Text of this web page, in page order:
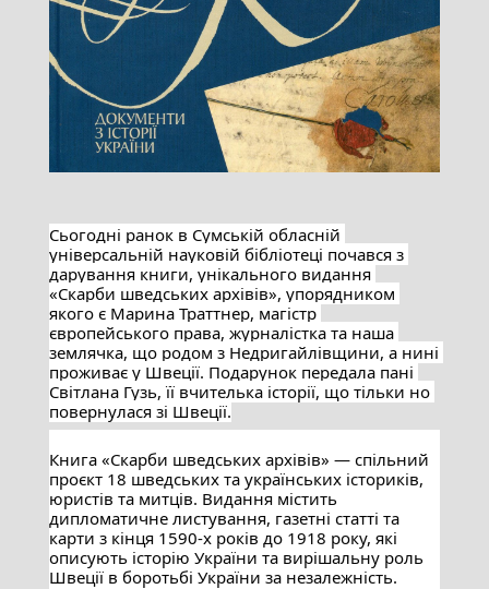
Сьогодні ранок в Сумській обласній
універсальній науковій бібліотеці почався з
дарування книги, унікального видання
«Скарби шведських архівів», упорядником
якого є Марина Траттнер, магістр
європейського права, журналістка та наша
землячка, що родом з Недригайлівщини, а нині
проживає у Швеції. Подарунок передала пані
Світлана Гузь, її вчителька історії, що тільки но
повернулася зі Швеції.
Книга «Скарби шведських архівів» — спільний
проєкт 18 шведських та українських істориків,
юристів та митців. Видання містить
дипломатичне листування, газетні статті та
карти з кінця 1590-х років до 1918 року, які
описують історію України та вирішальну роль
Швеції в боротьбі України за незалежність.